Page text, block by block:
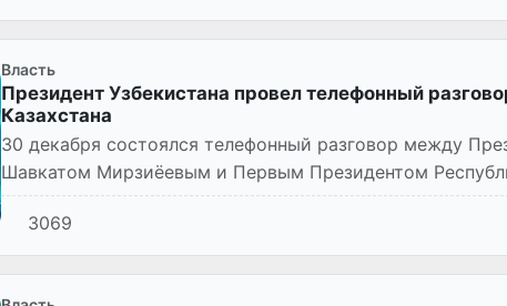
Власть
Президент Узбекистана провел телефонный
Казахстана
30 декабря состоялся телефонный разговор между
Шавкатом Мирзиёевым и Первым Президентом
Нурсултаном Назарбаевым.
3069